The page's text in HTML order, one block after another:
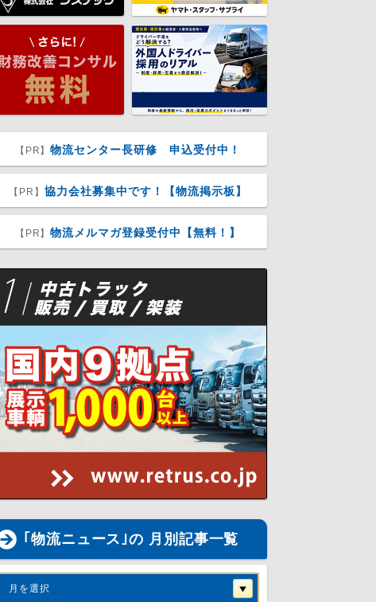
【PR】物流センター長研修 申込受付中！
【PR】 協力会社募集中です！【物流掲示板】
【PR】物流メルマガ登録受付中【無料！】
｢物流ニュース｣の 月別記事一覧
月を選択